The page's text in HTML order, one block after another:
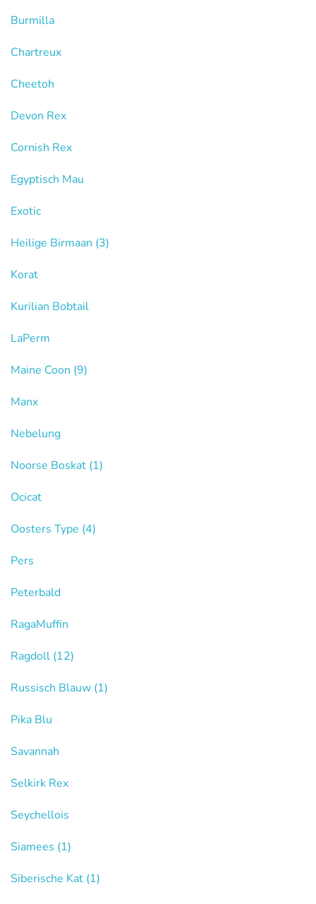
Burmilla
Chartreux
Cheetoh
Devon Rex
Cornish Rex
Egyptisch Mau
Exotic
Heilige Birmaan (3)
Korat
Kurilian Bobtail
LaPerm
Maine Coon (9)
Manx
Nebelung
Noorse Boskat (1)
Ocicat
Oosters Type (4)
Pers
Peterbald
RagaMuffin
Ragdoll (12)
Russisch Blauw (1)
Pika Blu
Savannah
Selkirk Rex
Seychellois
Siamees (1)
Siberische Kat (1)